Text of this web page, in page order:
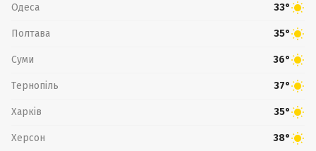
Одеса 33°
Полтава 35°
Суми 36°
Тернопіль 37°
Харків 35°
Херсон 38°